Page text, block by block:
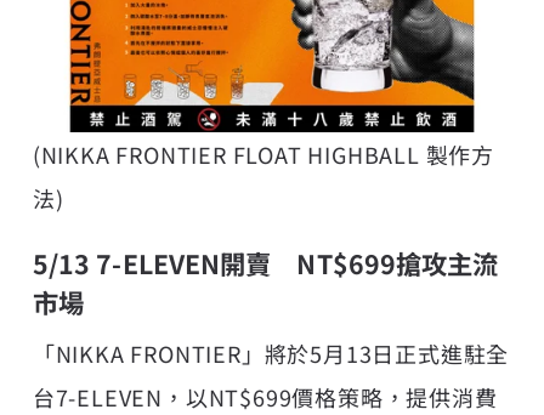
(NIKKA FRONTIER FLOAT HIGHBALL 製作方
法)
5/13 7-ELEVEN開賣 NT$699搶攻主流
市場
「NIKKA FRONTIER」將於5月13日正式進駐全
台7-ELEVEN，以NT$699價格策略，提供消費